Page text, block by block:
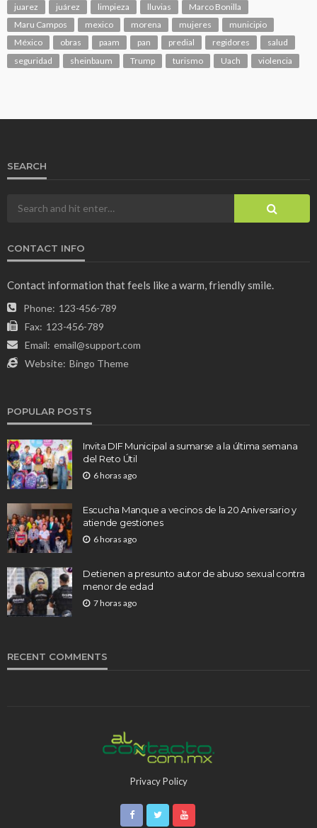
juarez
juárez limpieza lluvias
Marco Bonilla
Maru Campos
mexico morena mujeres
municipio
México
obras paam pan predial regidores
salud
seguridad
sheinbaum Trump turismo Uach violencia
SEARCH
CONTACT INFO
Contact information that feels like a warm, friendly smile.
Phone: 123-456-789
Fax: 123-456-789
Email: email@support.com
Website: Bingo Theme
POPULAR POSTS
Invita DIF Municipal a sumarse a la última semana
del Reto Útil
6 horas ago
Escucha Manque a vecinos de la 20 Aniversario y
atiende gestiones
6 horas ago
Detienen a presunto autor de abuso sexual contra
menor de edad
7 horas ago
RECENT COMMENTS
Privacy Policy